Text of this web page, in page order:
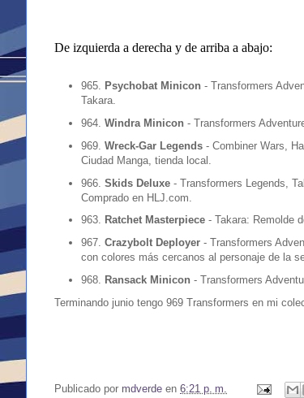
De izquierda a derecha y de arriba a abajo:
965. Psychobat Minicon - Transformers
Takara.
964. Windra Minicon - Transformers
969. Wreck-Gar Legends- Combiner Wars,
Ciudad Manga, tienda local.
966. Skids Deluxe- Transformers Legends,
Comprado en HLJ.com.
963. Ratchet Masterpiece- Takara: Remolde
967. Crazybolt Deployer- Transformers
con colores más cercanos al personaje de la
968.
Ransack Minicon - Transformers
Terminando junio tengo 969 Transformers en mi
Publicado por mdverde en 6:21 p. m.